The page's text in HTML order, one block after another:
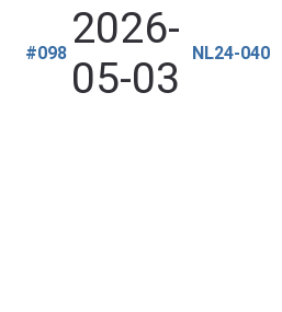
#098 2026-
05-03
NL24-040